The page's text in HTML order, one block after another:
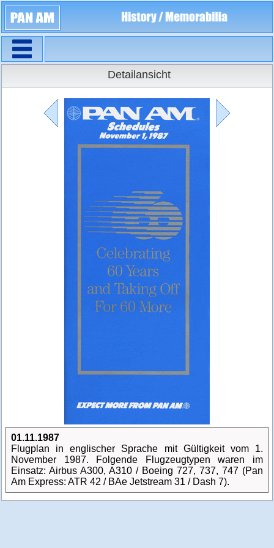
Flugpläne
Detailansicht
01.11.1987
Flugplan in englischer Sprache mit Gültigkeit vom 1.
November 1987. Folgende Flugzeugtypen waren im
Einsatz: Airbus A300, A310 / Boeing 727, 737, 747 (Pan
Am Express: ATR 42 / BAe Jetstream 31 / Dash 7).